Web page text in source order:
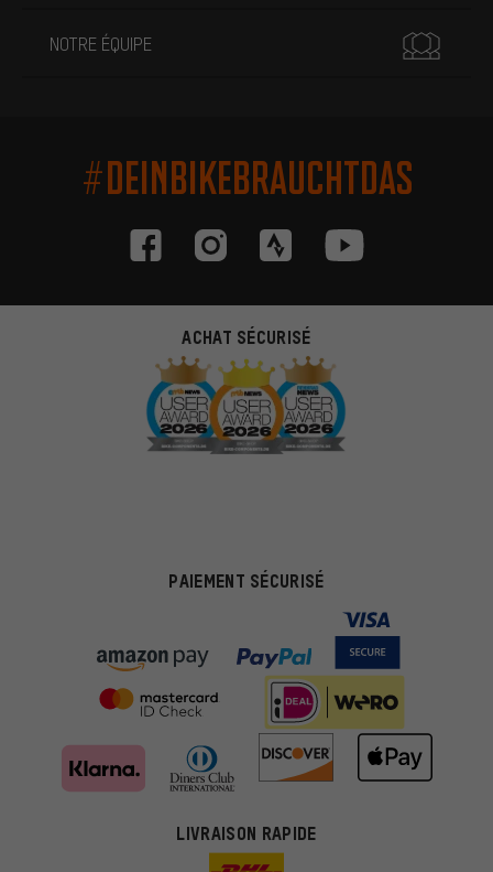
NOTRE ÉQUIPE
#DEINBIKEBRAUCHTDAS
ACHAT SÉCURISÉ
PAIEMENT SÉCURISÉ
LIVRAISON RAPIDE